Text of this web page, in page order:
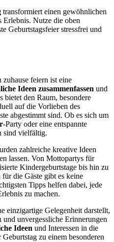
transformiert einen gewöhnlichen
Erlebnis. Nutze die oben
Geburtstagsfeier stressfrei und
feiern ist eine
Ideen zusammenfassen und
bietet den Raum, besondere
auf die Vorlieben des
abgestimmt sind. Ob es sich um
-Party oder eine entspannte
sind vielfältig.
zahlreiche kreative Ideen
lassen. Von Mottopartys für
Kindergeburtstage bis hin zu
die Gäste gibt es keine
Tipps helfen dabei, jede
zu machen.
einzigartige Gelegenheit darstellt,
unvergessliche Erinnerungen
Ideen und Interessen in die
zu einem besonderen